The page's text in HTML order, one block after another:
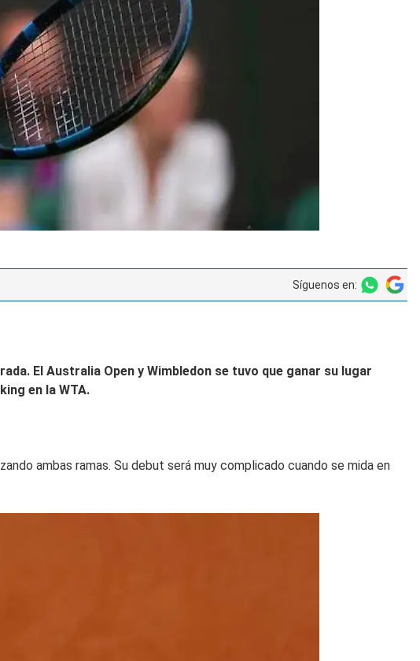
Síguenos en:
El Australia Open y Wimbledon se tuvo que ganar su lugar
en la WTA.
ambas ramas. Su debut será muy complicado cuando se mida en